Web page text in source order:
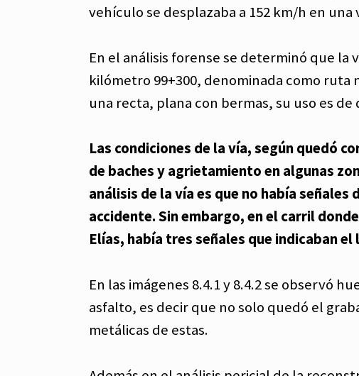
vehículo se desplazaba a 152 km/h en
En el análisis forense se determinó que la
kilómetro 99+300, denominada como ruta
una recta, plana con bermas, su uso es
Las condiciones de la vía, según quedó
de baches y agrietamiento en algunas
análisis de la vía es que no había
accidente. Sin embargo, en el carril
Elías, había tres señales que indicaban
En las imágenes 8.4.1 y 8.4.2 se observó
asfalto, es decir que no solo quedó el
metálicas de estas.